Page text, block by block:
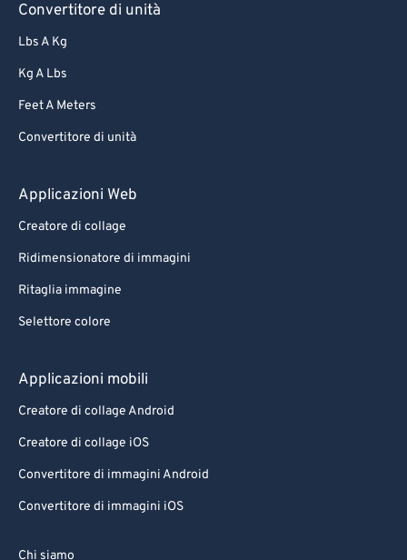
Convertitore di unità
Lbs A Kg
Kg A Lbs
Feet A Meters
Convertitore di unità
Applicazioni Web
Creatore di collage
Ridimensionatore di immagini
Ritaglia immagine
Selettore colore
Applicazioni mobili
Creatore di collage Android
Creatore di collage iOS
Convertitore di immagini Android
Convertitore di immagini iOS
Chi siamo